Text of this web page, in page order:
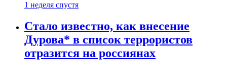
1 неделя спустя
Стало известно, как внесение
Дурова* в список террористов
отразится на россиянах